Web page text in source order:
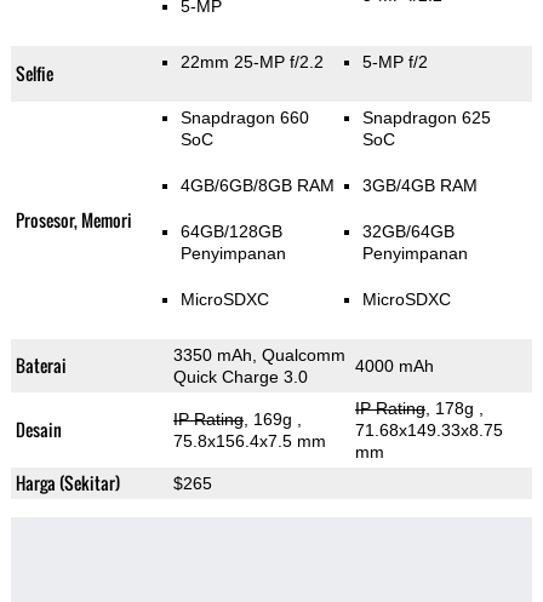
5-MP
Selfie 22mm 25-MP f/2.2 5-MP f/2
Prosesor, Memori
Snapdragon 660
SoC
4GB/6GB/8GB RAM
64GB/128GB
Penyimpanan
MicroSDXC
Snapdragon 625
SoC
3GB/4GB RAM
32GB/64GB
Penyimpanan
MicroSDXC
Baterai
3350 mAh, Qualcomm
Quick Charge 3.0
4000 mAh
Desain IP Rating, 169g
75.8x156.4x7.5 mm
IP Rating, 178g
71.68x149.33x8.75
mm
Harga (Sekitar) $265